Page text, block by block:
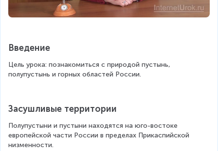
Введение
Цель урока: познакомиться с природой пустынь,
полупустынь и горных областей России.
Засушливые территории
Полупустыни и пустыни находятся на юго-востоке
европейской части России в пределах Прикаспийской
низменности.